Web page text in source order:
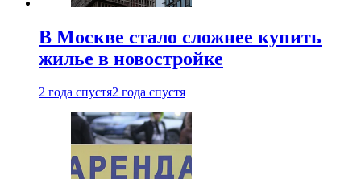
В Москве стало сложнее купить
жилье в новостройке
2 года спустя2 года спустя